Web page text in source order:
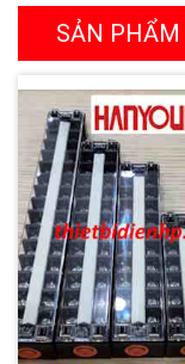
SẢN PHẨM